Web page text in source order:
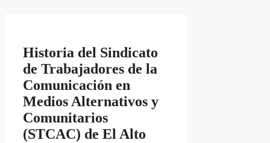
Historia del Sindicato
de Trabajadores de la
Comunicación en
Medios Alternativos y
Comunitarios
(STCAC) de El Alto